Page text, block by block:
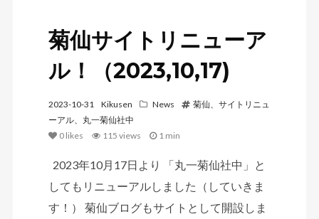
菊仙サイトリニューア
ル！（2023,10,17)
2023-10-31 Kikusen News
菊仙、サイトリニュ
ーアル、丸一菊仙社中
0 likes 115 views 1 min
2023年10月17日より 「丸一菊仙社中」と
してもリニューアルしました（していきま
す！） 菊仙ブログもサイトとして開設しま